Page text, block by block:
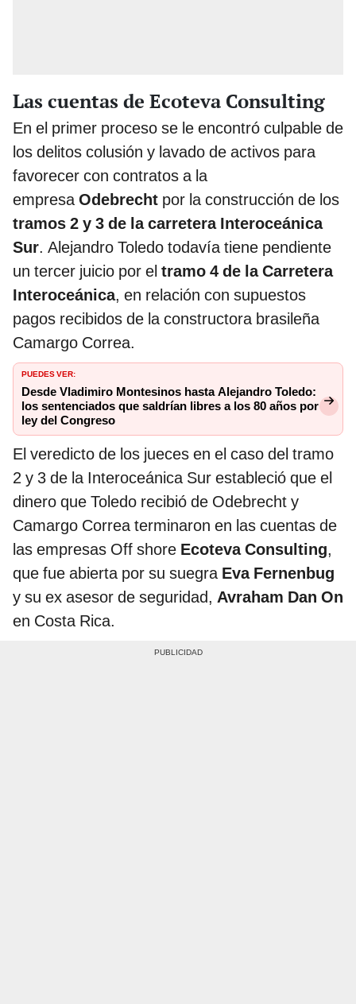
Las cuentas de Ecoteva Consulting
En el primer proceso se le encontró culpable de
los delitos colusión y lavado de activos para
favorecer con contratos a la
empresaOdebrecht por la construcción de los
tramos 2 y 3 de la carretera Interoceánica
Sur. Alejandro Toledo todavía tiene pendiente
un tercer juicio por el tramo 4 de la Carretera
Interoceánica, en relación con supuestos
pagos recibidos de la constructora brasileña
Camargo Correa.
PUEDES VER:
Desde Vladimiro Montesinos hasta Alejandro Toledo:
los sentenciados que saldrían libres a los 80 años por
ley del Congreso
El veredicto de los jueces en el caso del tramo
2 y 3 de la Interoceánica Sur estableció que el
dinero que Toledo recibió de Odebrecht y
Camargo Correa terminaron en las cuentas de
las empresas Off shore Ecoteva Consulting,
que fue abierta por su suegra Eva Fernenbug
y su ex asesor de seguridad, Avraham Dan On
en Costa Rica.